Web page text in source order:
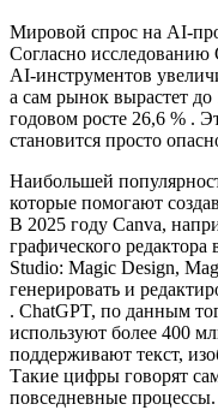
Мировой спрос на
Согласно исследованию
AI‑инструментов
а сам рынок вырастет
годовом росте 26,6 % .
становится просто
Наибольшей
которые помогают
В 2025 году Canva,
графического
Studio: Magic Design,
генерировать и
. ChatGPT, по данным
используют более 400
поддерживают текст,
Такие цифры говорят
повседневные процессы.